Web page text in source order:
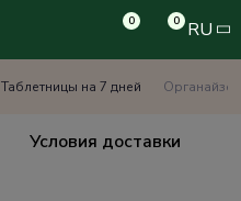
0 0 RU
Таблетницы на 7 дней
Условия доставки